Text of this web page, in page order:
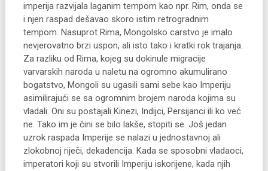
imperija razvijala laganim tempom kao npr. Rim, onda se
i njen raspad dešavao skoro istim retrogradnim
tempom. Nasuprot Rima, Mongolsko carstvo je imalo
nevjerovatno brzi uspon, ali isto tako i kratki rok trajanja.
Za razliku od Rima, kojeg su dokinule migracije
varvarskih naroda u naletu na ogromno akumulirano
bogatstvo, Mongoli su ugasili sami sebe kao Imperiju
asimilirajući se sa ogromnim brojem naroda kojima su
vladali. Oni su postajali Kinezi, Indijci, Persijanci ili ko već
ne. Tako im je čini se bilo lakše, stopiti se. Još jedan
uzrok raspada Imperije se nalazi u jednostavnoj ali
zlokobnoj riječi, dekadencija. Kada se sposobni vladaoci,
imperatori koji su stvorili Imperiju iskorijene, kada njih